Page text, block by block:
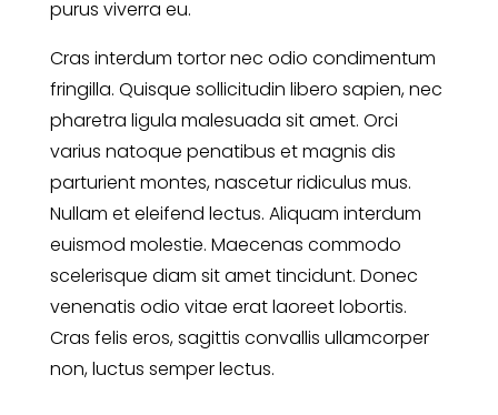
purus viverra eu.
Cras interdum tortor nec odio condimentum
fringilla. Quisque sollicitudin libero sapien, nec
pharetra ligula malesuada sit amet. Orci
varius natoque penatibus et magnis dis
parturient montes, nascetur ridiculus mus.
Nullam et eleifend lectus. Aliquam interdum
euismod molestie. Maecenas commodo
scelerisque diam sit amet tincidunt. Donec
venenatis odio vitae erat laoreet lobortis.
Cras felis eros, sagittis convallis ullamcorper
non, luctus semper lectus.